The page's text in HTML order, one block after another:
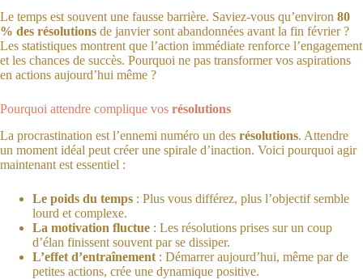
Le temps est souvent une fausse barrière. Saviez-vous qu’environ 80
% des résolutions de janvier sont abandonnées avant la fin février ?
Les statistiques montrent que l’action immédiate renforce l’engagement
et les chances de succès. Pourquoi ne pas transformer vos aspirations
en actions aujourd’hui même ?
Pourquoi attendre complique vos résolutions
La procrastination est l’ennemi numéro un des résolutions. Attendre
un moment idéal peut créer une spirale d’inaction. Voici pourquoi agir
maintenant est essentiel :
Le poids du temps : Plus vous différez, plus l’objectif semble
lourd et complexe.
La motivation fluctue : Les résolutions prises sur un coup
d’élan finissent souvent par se dissiper.
L’effet d’entraînement : Démarrer aujourd’hui, même par de
petites actions, crée une dynamique positive.